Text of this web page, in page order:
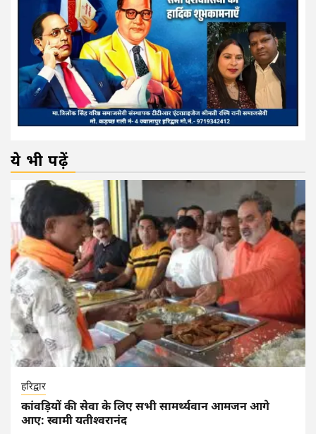
ये भी पढ़ें
हरिद्वार
कांवड़ियों की सेवा के लिए सभी सामर्थ्यवान आमजन आगे
आए: स्वामी यतीश्वरानंद